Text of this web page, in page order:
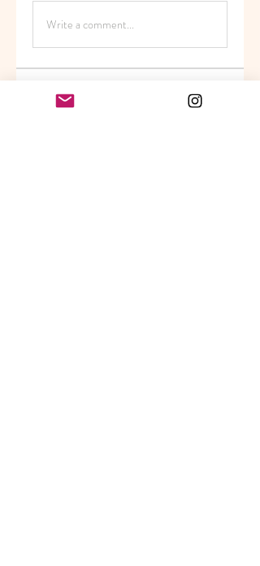
Write a comment...
About
Welcome to the group! You can